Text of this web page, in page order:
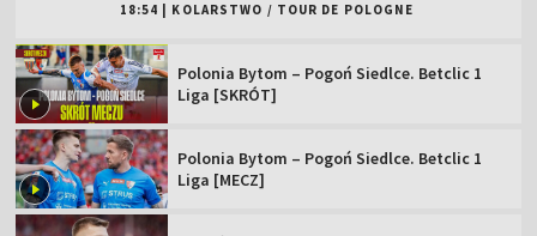
18:54 KOLARSTWO / TOUR DE POLOGNE
Polonia Bytom – Pogoń Siedlce. Betclic 1
Liga [SKRÓT]
Polonia Bytom – Pogoń Siedlce. Betclic 1
Liga [MECZ]